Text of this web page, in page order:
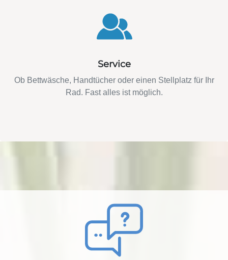
Service
Ob Bettwäsche, Handtücher oder einen Stellplatz für Ihr
Rad. Fast alles ist möglich.